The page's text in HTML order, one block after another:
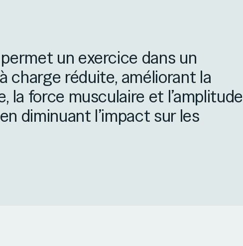
un exercice dans un
charge réduite, améliorant la
la force musculaire et l’amplitude
diminuant l’impact sur les